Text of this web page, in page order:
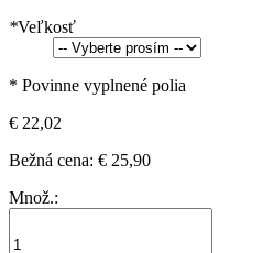
*Veľkosť
* Povinne vyplnené polia
€ 22,02
Bežná cena: € 25,90
Množ.: